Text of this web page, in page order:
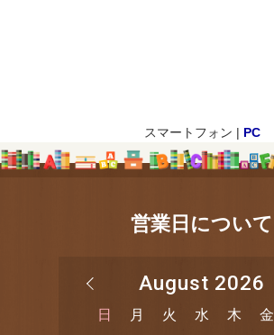
スマートフォン | PC
営業日について
August 2026
日 月 火 水 木 金